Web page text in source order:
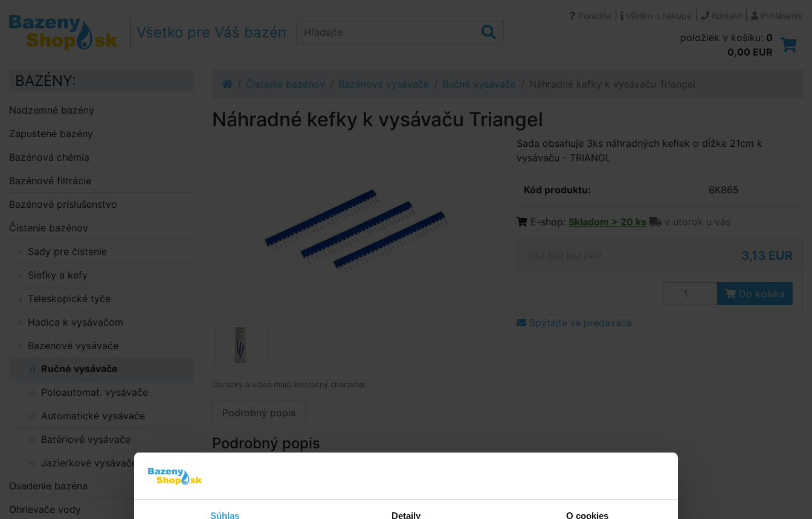
Súhlas Detaily O cookies
Prejsť na obsah
Prejsť k bočnému stĺpci
Klávesové skratky
Všetko pre Váš bazén
Poradňa Všetko o nákupe Kontakt Prihlásenie
položiek v košíku: 0
0,00 EUR
Čistenie bazénov Bazénové vysávače Ručné vysávače Náhradné kefky k vysávaču Triangel
Náhradné kefky k vysávaču Triangel
Obrázky a videá majú ilustračný charakter.
Sada obsahuje 3ks náhradných kefiek o dĺžke 21cm k
vysávaču - TRIANGL
Kód produktu: BK865
E-shop: Skladom > 20 ks v utorok u vás
3,13 EUR
Do košíka
Spýtajte sa predavača
Podrobný popis
Podrobný popis
BAZÉNY:
Nadzemné bazény
Zapustené bazény
Bazénová chémia
Bazénové filtrácie
Bazénové príslušenstvo
Čistenie bazénov
Sady pre čistenie
Sieťky a kefy
Teleskopické tyče
Hadica k vysávačom
Bazénové vysávače
Ručné vysávače
Poloautomat. vysávače
Automatické vysávače
Batériové vysávače
Jazierkové vysávače
Osadenie bazéna
Ohrievače vody